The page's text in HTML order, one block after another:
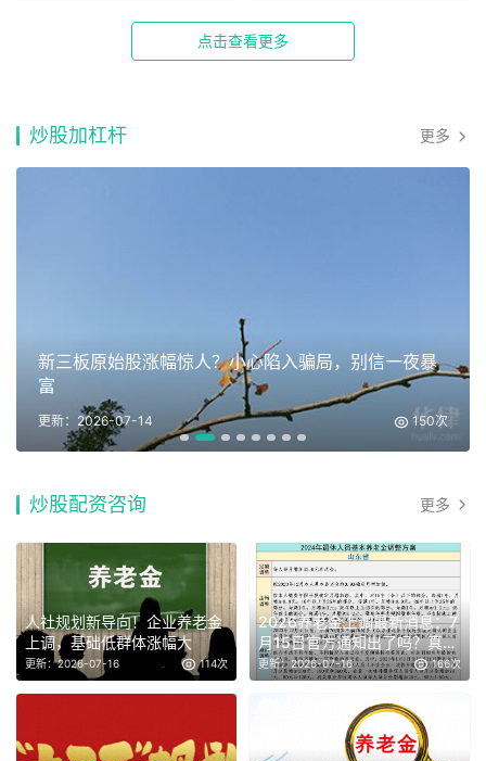
点击查看更多
炒股加杠杆 更多
新三板原始股涨幅惊人？小心陷入骗局，别信一夜暴
富
更新：2026-07-14 150次
炒股配资咨询 更多
人社规划新导向！企业养老金
上调，基础低群体涨幅大
更新：2026-07-16 114次
2026养老金上调最新消息：7
月15日官方通知出了吗？真假
速
更新：2026-07-16 166次